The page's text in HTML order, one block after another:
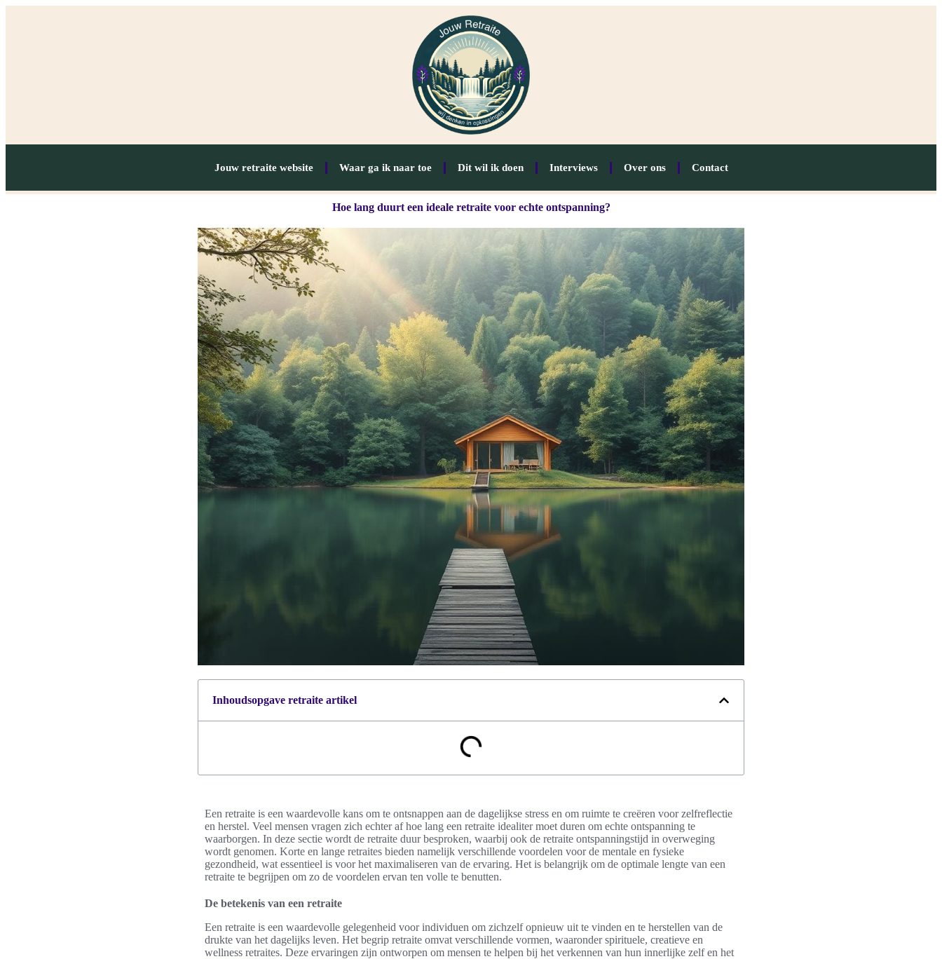
Jouw retraite website Waar ga ik naar toe Dit wil ik doen Interviews Over ons Contact
Hoe lang duurt een ideale retraite voor echte ontspanning?
Inhoudsopgave retraite artikel
Een retraite is een waardevolle kans om te ontsnappen aan de dagelijkse stress en om ruimte te creëren voor zelfreflectie
en herstel. Veel mensen vragen zich echter af hoe lang een retraite idealiter moet duren om echte ontspanning te
waarborgen. In deze sectie wordt de retraite duur besproken, waarbij ook de retraite ontspanningstijd in overweging
wordt genomen. Korte en lange retraites bieden namelijk verschillende voordelen voor de mentale en fysieke
gezondheid, wat essentieel is voor het maximaliseren van de ervaring. Het is belangrijk om de optimale lengte van een
retraite te begrijpen om zo de voordelen ervan ten volle te benutten.
De betekenis van een retraite
Een retraite is een waardevolle gelegenheid voor individuen om zichzelf opnieuw uit te vinden en te herstellen van de
drukte van het dagelijks leven. Het begrip retraite omvat verschillende vormen, waaronder spirituele, creatieve en
wellness retraites. Deze ervaringen zijn ontworpen om mensen te helpen bij het verkennen van hun innerlijke zelf en het